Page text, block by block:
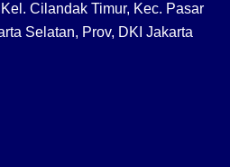
Cilandak Timur, Kec. Pasar
Selatan, Prov, DKI Jakarta